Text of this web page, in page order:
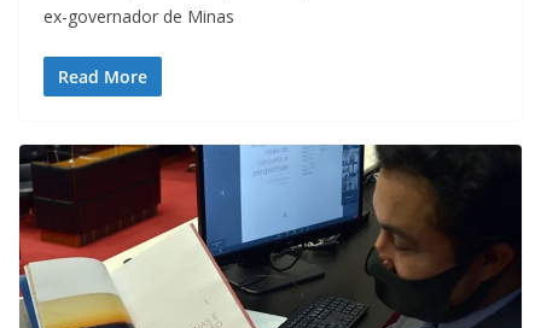
ex-governador de Minas
Read More